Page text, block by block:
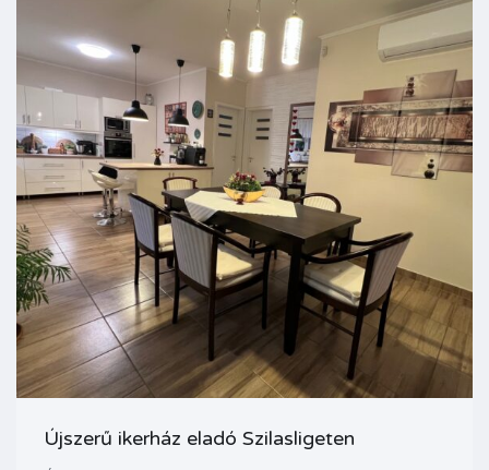
Újszerű ikerház eladó Szilasligeten